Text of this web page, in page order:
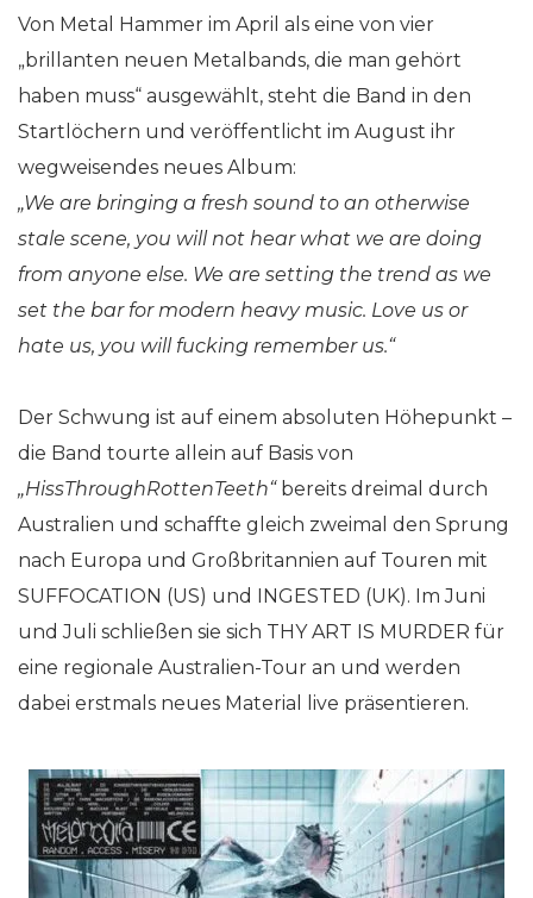
Von Metal Hammer im April als eine von vier
„brillanten neuen Metalbands, die man gehört
haben muss“ ausgewählt, steht die Band in den
Startlöchern und veröffentlicht im August ihr
wegweisendes neues Album:
„We are bringing a fresh sound to an otherwise
stale scene, you will not hear what we are doing
from anyone else. We are setting the trend as we
set the bar for modern heavy music. Love us or
hate us, you will fucking remember us.“
Der Schwung ist auf einem absoluten Höhepunkt –
die Band tourte allein auf Basis von
„HissThroughRottenTeeth“bereits dreimal durch
Australien und schaffte gleich zweimal den Sprung
nach Europa und Großbritannien auf Touren mit
SUFFOCATION (US) und INGESTED (UK). Im Juni
und Juli schließen sie sich THY ART IS MURDER für
eine regionale Australien-Tour an und werden
dabei erstmals neues Material live präsentieren.